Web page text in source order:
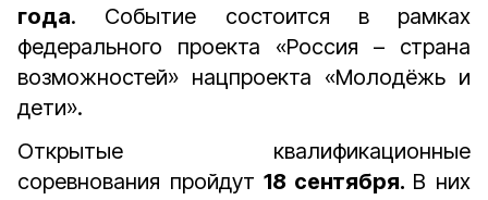
года. Событие состоится в рамках
федерального проекта «Россия – страна
возможностей» нацпроекта «Молодёжь и
дети».
Открытые квалификационные
соревнования пройдут 18 сентября. В них